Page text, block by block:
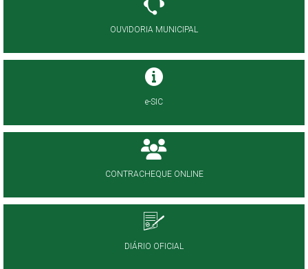
OUVIDORIA MUNICIPAL
e-SIC
CONTRACHEQUE ONLINE
DIÁRIO OFICIAL